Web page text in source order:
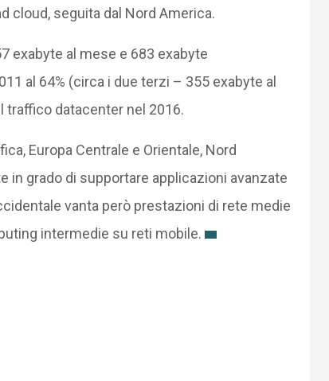
cloud, seguita dal Nord America.
exabyte al mese e 683 exabyte
al 64% (circa i due terzi – 355 exabyte al
traffico datacenter nel 2016.
Europa Centrale e Orientale, Nord
in grado di supportare applicazioni avanzate
vanta però prestazioni di rete medie
intermedie su reti mobile.